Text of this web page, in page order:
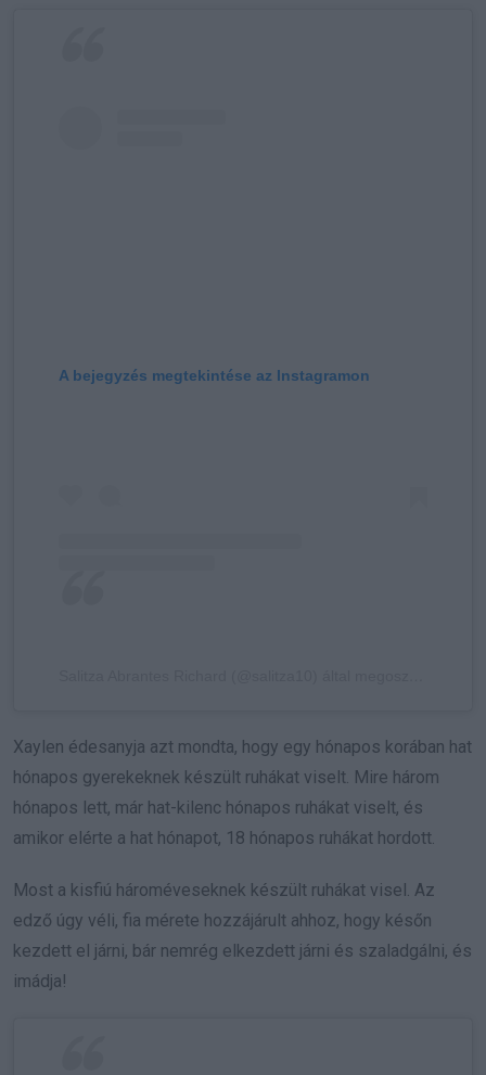
A bejegyzés megtekintése az Instagramon
Xaylen édesanyja azt mondta, hogy egy hónapos korában hat
hónapos gyerekeknek készült ruhákat viselt. Mire három
hónapos lett, már hat-kilenc hónapos ruhákat viselt, és
amikor elérte a hat hónapot, 18 hónapos ruhákat hordott.
Most a kisfiú hároméveseknek készült ruhákat visel. Az
edző úgy véli, fia mérete hozzájárult ahhoz, hogy későn
kezdett el járni, bár nemrég elkezdett járni és szaladgálni, és
imádja!